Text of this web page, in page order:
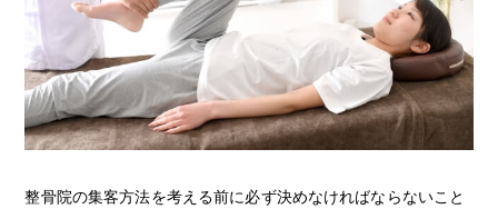
整骨院の集客方法を考える前に必ず決めなければならないこと